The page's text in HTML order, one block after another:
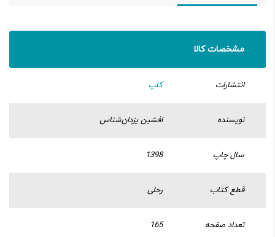
مشخصات کالا
انتشارات کاپ
نویسنده افشین یزدان‌شناس
سال چاپ 1398
قطع کتاب رحلی
تعداد صفحه 165